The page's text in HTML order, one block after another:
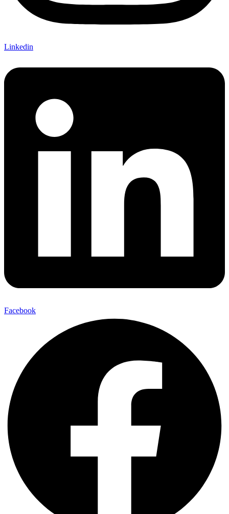
Linkedin
Facebook